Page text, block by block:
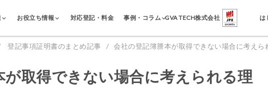
お役立ち情報 対応登記・料金 事例・コラム GVA TECH株式会社 は
登記事項証明書のまとめ記事 会社の登記簿謄本が取得できない場合に考えら
が取得できない場合に考えられる理